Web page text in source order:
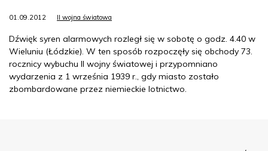
01.09.2012 II wojna światowa
Dźwięk syren alarmowych rozległ się w sobotę o godz. 4.40 w
Wieluniu (Łódzkie). W ten sposób rozpoczęły się obchody 73.
rocznicy wybuchu II wojny światowej i przypomniano
wydarzenia z 1 września 1939 r., gdy miasto zostało
zbombardowane przez niemieckie lotnictwo.